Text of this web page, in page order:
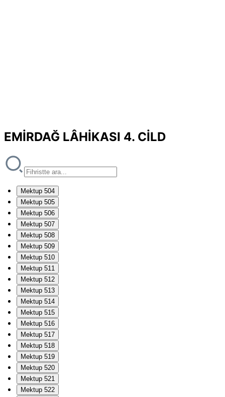
EMİRDAĞ LÂHİKASI 4. CİLD
Mektup 504
Mektup 505
Mektup 506
Mektup 507
Mektup 508
Mektup 509
Mektup 510
Mektup 511
Mektup 512
Mektup 513
Mektup 514
Mektup 515
Mektup 516
Mektup 517
Mektup 518
Mektup 519
Mektup 520
Mektup 521
Mektup 522